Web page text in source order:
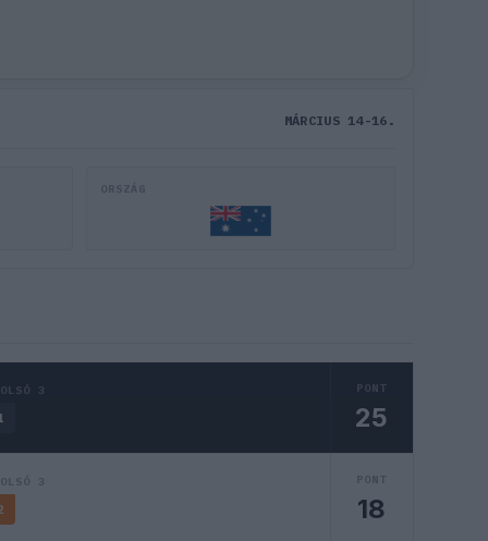
MÁRCIUS 14-16.
3 PONT
25
3 PONT
18